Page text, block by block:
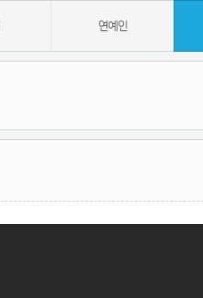
연예인